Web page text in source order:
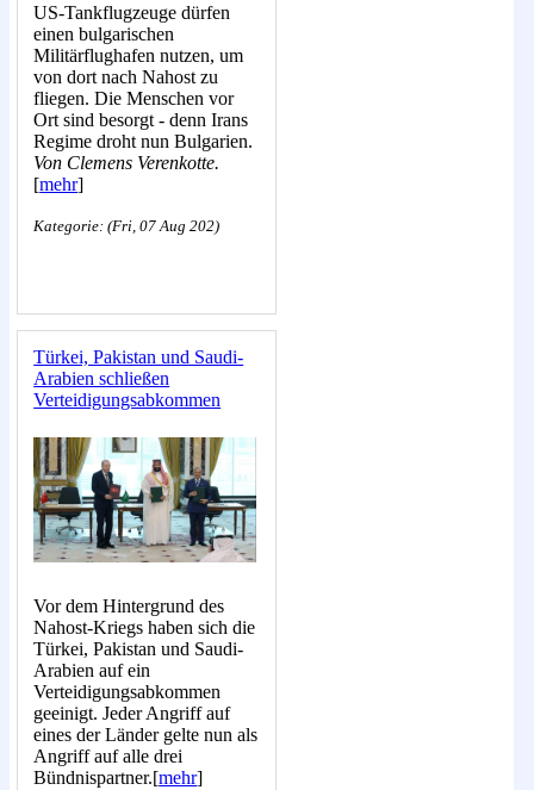
US-Tankflugzeuge dürfen
einen bulgarischen
Militärflughafen nutzen, um
von dort nach Nahost zu
fliegen. Die Menschen vor
Ort sind besorgt - denn Irans
Regime droht nun Bulgarien.
Von Clemens Verenkotte.
[mehr]
Kategorie: (Fri, 07 Aug 202)
Türkei, Pakistan und Saudi-
Arabien schließen
Verteidigungsabkommen
Vor dem Hintergrund des
Nahost-Kriegs haben sich die
Türkei, Pakistan und Saudi-
Arabien auf ein
Verteidigungsabkommen
geeinigt. Jeder Angriff auf
eines der Länder gelte nun als
Angriff auf alle drei
Bündnispartner.[mehr]